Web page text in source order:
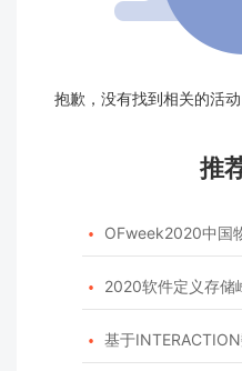
抱歉，没有找到相关的活
推
 OFweek2020中国
 2020软件定义存储
 基于INTERACTION数